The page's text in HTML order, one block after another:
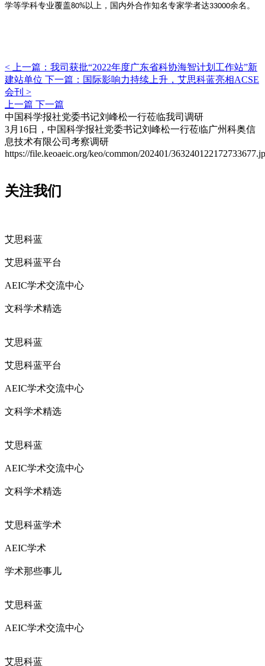
学等学科专业覆盖80%以上，国内外合作知名专家学者达33000余名。
< 上一篇：我司获批“2022年度广东省科协海智计划工作站”新
建站单位 下一篇：国际影响力持续上升，艾思科蓝亮相ACSE
会刊 >
上一篇 下一篇
中国科学报社党委书记刘峰松一行莅临我司调研
3月16日，中国科学报社党委书记刘峰松一行莅临广州科奥信
息技术有限公司考察调研
https://file.keoaeic.org/keo/common/202401/
关注我们
艾思科蓝
艾思科蓝平台
AEIC学术交流中心
文科学术精选
艾思科蓝
艾思科蓝平台
AEIC学术交流中心
文科学术精选
艾思科蓝
AEIC学术交流中心
文科学术精选
艾思科蓝学术
AEIC学术
学术那些事儿
艾思科蓝
AEIC学术交流中心
艾思科蓝